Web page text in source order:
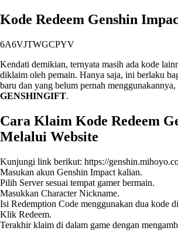
Kode Redeem Genshin
6A6VJTWGCPYV
Kendati demikian, ternyata masih ada kode
diklaim oleh pemain. Hanya saja, ini berlaku
baru dan yang belum pernah menggunakannya,
GENSHINGIFT.
Cara Klaim Kode Redeem
Melalui Website
Kunjungi link berikut: https://
Masukan akun Genshin Impact kalian.
Pilih Server sesuai tempat gamer bermain.
Masukkan Character Nickname.
Isi Redemption Code menggunakan dua kode
Klik Redeem.
Terakhir klaim di dalam game dengan